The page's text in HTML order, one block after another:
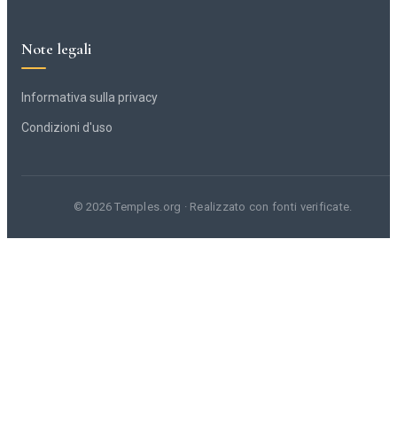
Note legali
Informativa sulla privacy
Condizioni d'uso
© 2026 Temples.org · Realizzato con fonti verificate.